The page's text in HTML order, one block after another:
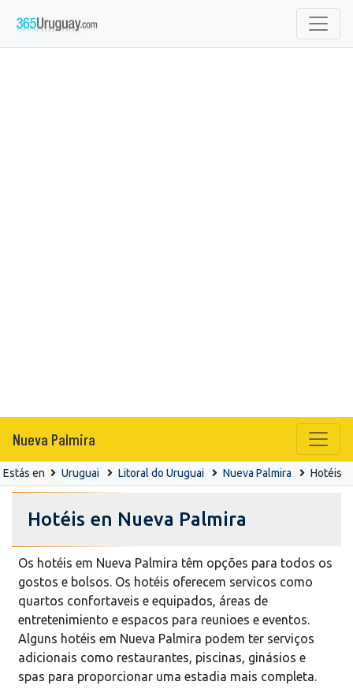
Nueva Palmira
Estás en Uruguai Litoral do Uruguai Nueva Palmira Hotéis
Hotéis en Nueva Palmira
Os hotéis em Nueva Palmira têm opções para todos os
gostos e bolsos. Os hotéis oferecem servicos como
quartos confortaveis e equipados, áreas de
entretenimiento e espacos para reunioes e eventos.
Alguns hotéis em Nueva Palmira podem ter serviços
adicionais como restaurantes, piscinas, ginásios e
spas para proporcionar uma estadia mais completa.